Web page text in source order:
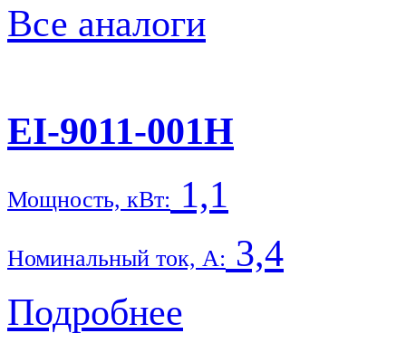
Все аналоги
EI-9011-001H
Мощность, кВт: 1,1
Номинальный ток, А: 3,4
Подробнее